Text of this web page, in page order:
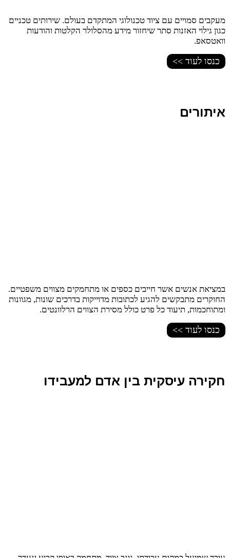
מעקבים סמויים עם ציוד טכנולוגי המתקדם בעולם. שירותים טכניים
כגון גילוי האזנות סתר שיחזור מידע מהסלולר הקלטות והודעות
וואטסאפ.
כנסו לעוד >>
איתורים
במציאת אנשים אשר חייבים כספים או מתחמקים מצווים משפטיים.
החוקרים מתבקשים להגיע לכתובות מדוייקות בדרכים שונות, מגוונות
ומתוחכמות, תיעוד כל פרט כולל מסירת הצווים הרלוונטים.
כנסו לעוד >>
חקירה עיסקית בין אדם למעבידו